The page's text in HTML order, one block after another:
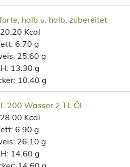
halb u. halb, zubereitet
Kcal
6.70 g
25.60 g
13.30 g
10.40 g
200 Wasser 2 TL Öl
Kcal
6.90 g
26.10 g
14.60 g